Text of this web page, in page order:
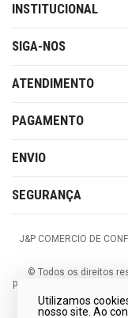
INSTITUCIONAL
SIGA-NOS
ATENDIMENTO
PAGAMENTO
ENVIO
SEGURANÇA
J&P COMERCIO DE
© Todos os direitos
prazos de pagamento
internet. As fotos,
Loja. É proibida a
Utilizamos
nosso site. Ao